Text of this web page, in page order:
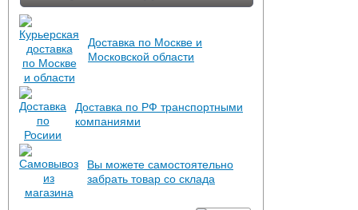
Доставка по Москве и
Московской области
Доставка по РФ транспортными
компаниями
Вы можете самостоятельно
забрать товар со склада